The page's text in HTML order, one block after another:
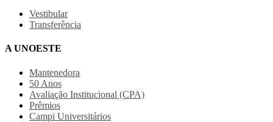
Vestibular
Transferência
A UNOESTE
Mantenedora
50 Anos
Avaliação Institucional (CPA)
Prêmios
Campi Universitários